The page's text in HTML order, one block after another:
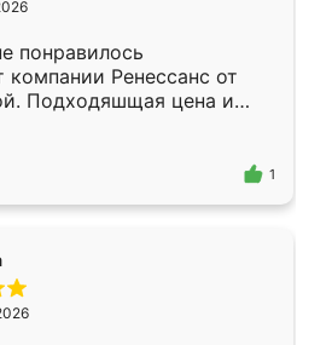
понравилось
компании Ренессанс от
Подходяшщая цена и
Приехавший
Владислав
эскизу самый
1